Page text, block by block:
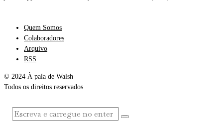
Quem Somos
Colaboradores
Arquivo
RSS
© 2024 À pala de Walsh
Todos os direitos reservados